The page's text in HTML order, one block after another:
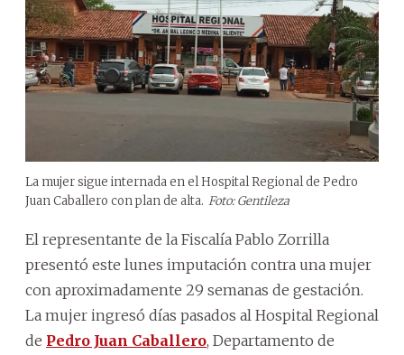
La mujer sigue internada en el Hospital Regional de Pedro
Juan Caballero con plan de alta. Foto: Gentileza
El representante de la Fiscalía Pablo Zorrilla
presentó este lunes imputación contra una mujer
con aproximadamente 29 semanas de gestación.
La mujer ingresó días pasados al Hospital Regional
de Pedro Juan Caballero, Departamento de